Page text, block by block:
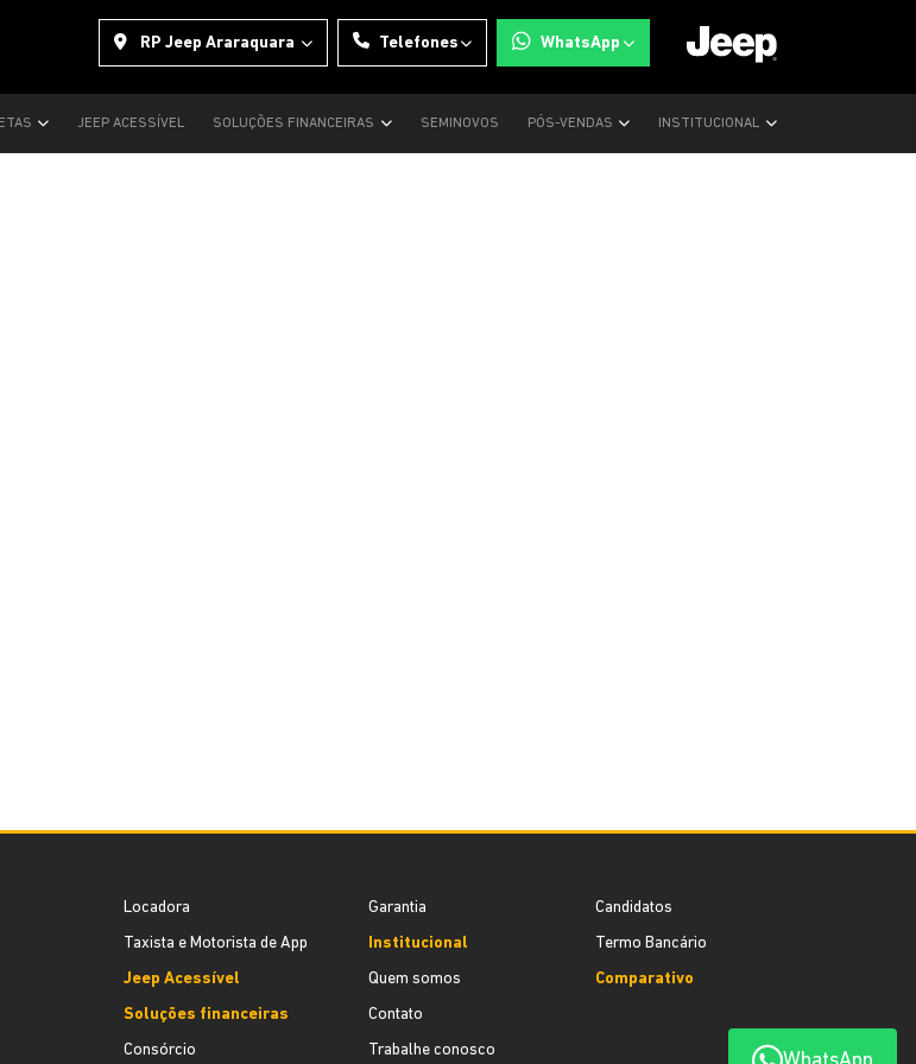
RP Jeep Araraquara Telefones WhatsApp
JEEP ACESSÍVEL SOLUÇÕES FINANCEIRAS SEMINOVOS PÓS-VENDAS INSTITUCIONAL
Locadora
Taxista e Motorista de App
Jeep Acessível
Soluções financeiras
Consórcio
Garantia
Institucional
Quem somos
Contato
Trabalhe conosco
Candidatos
Termo Bancário
Comparativo